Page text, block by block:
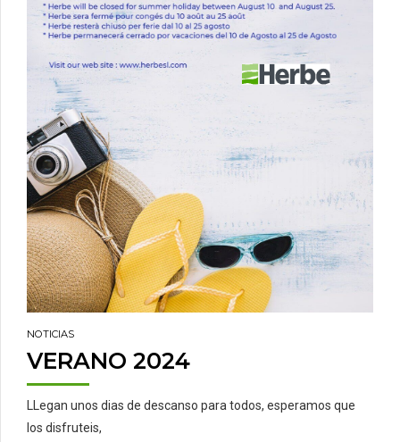
NOTICIAS
VERANO 2024
LLegan unos dias de descanso para todos, esperamos que
los disfruteis,